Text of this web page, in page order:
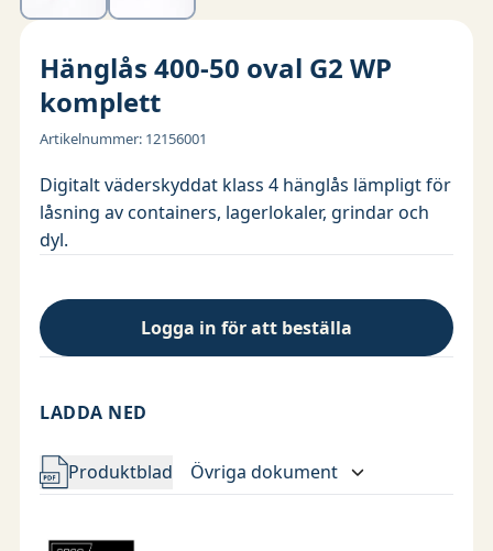
Hänglås 400-50 oval G2 WP
komplett
Artikelnummer: 12156001
Digitalt väderskyddat klass 4 hänglås lämpligt för
låsning av containers, lagerlokaler, grindar och
dyl.
tätande O-ringar i bygelhålen.
Driftstemperatur -40° till +65°C
certifieringsorganet SBSC.
Logga in för att beställa
LADDA NED
Produktblad Övriga dokument